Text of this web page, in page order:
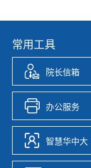
常用工具
院长信箱
办公服务
智慧华中大